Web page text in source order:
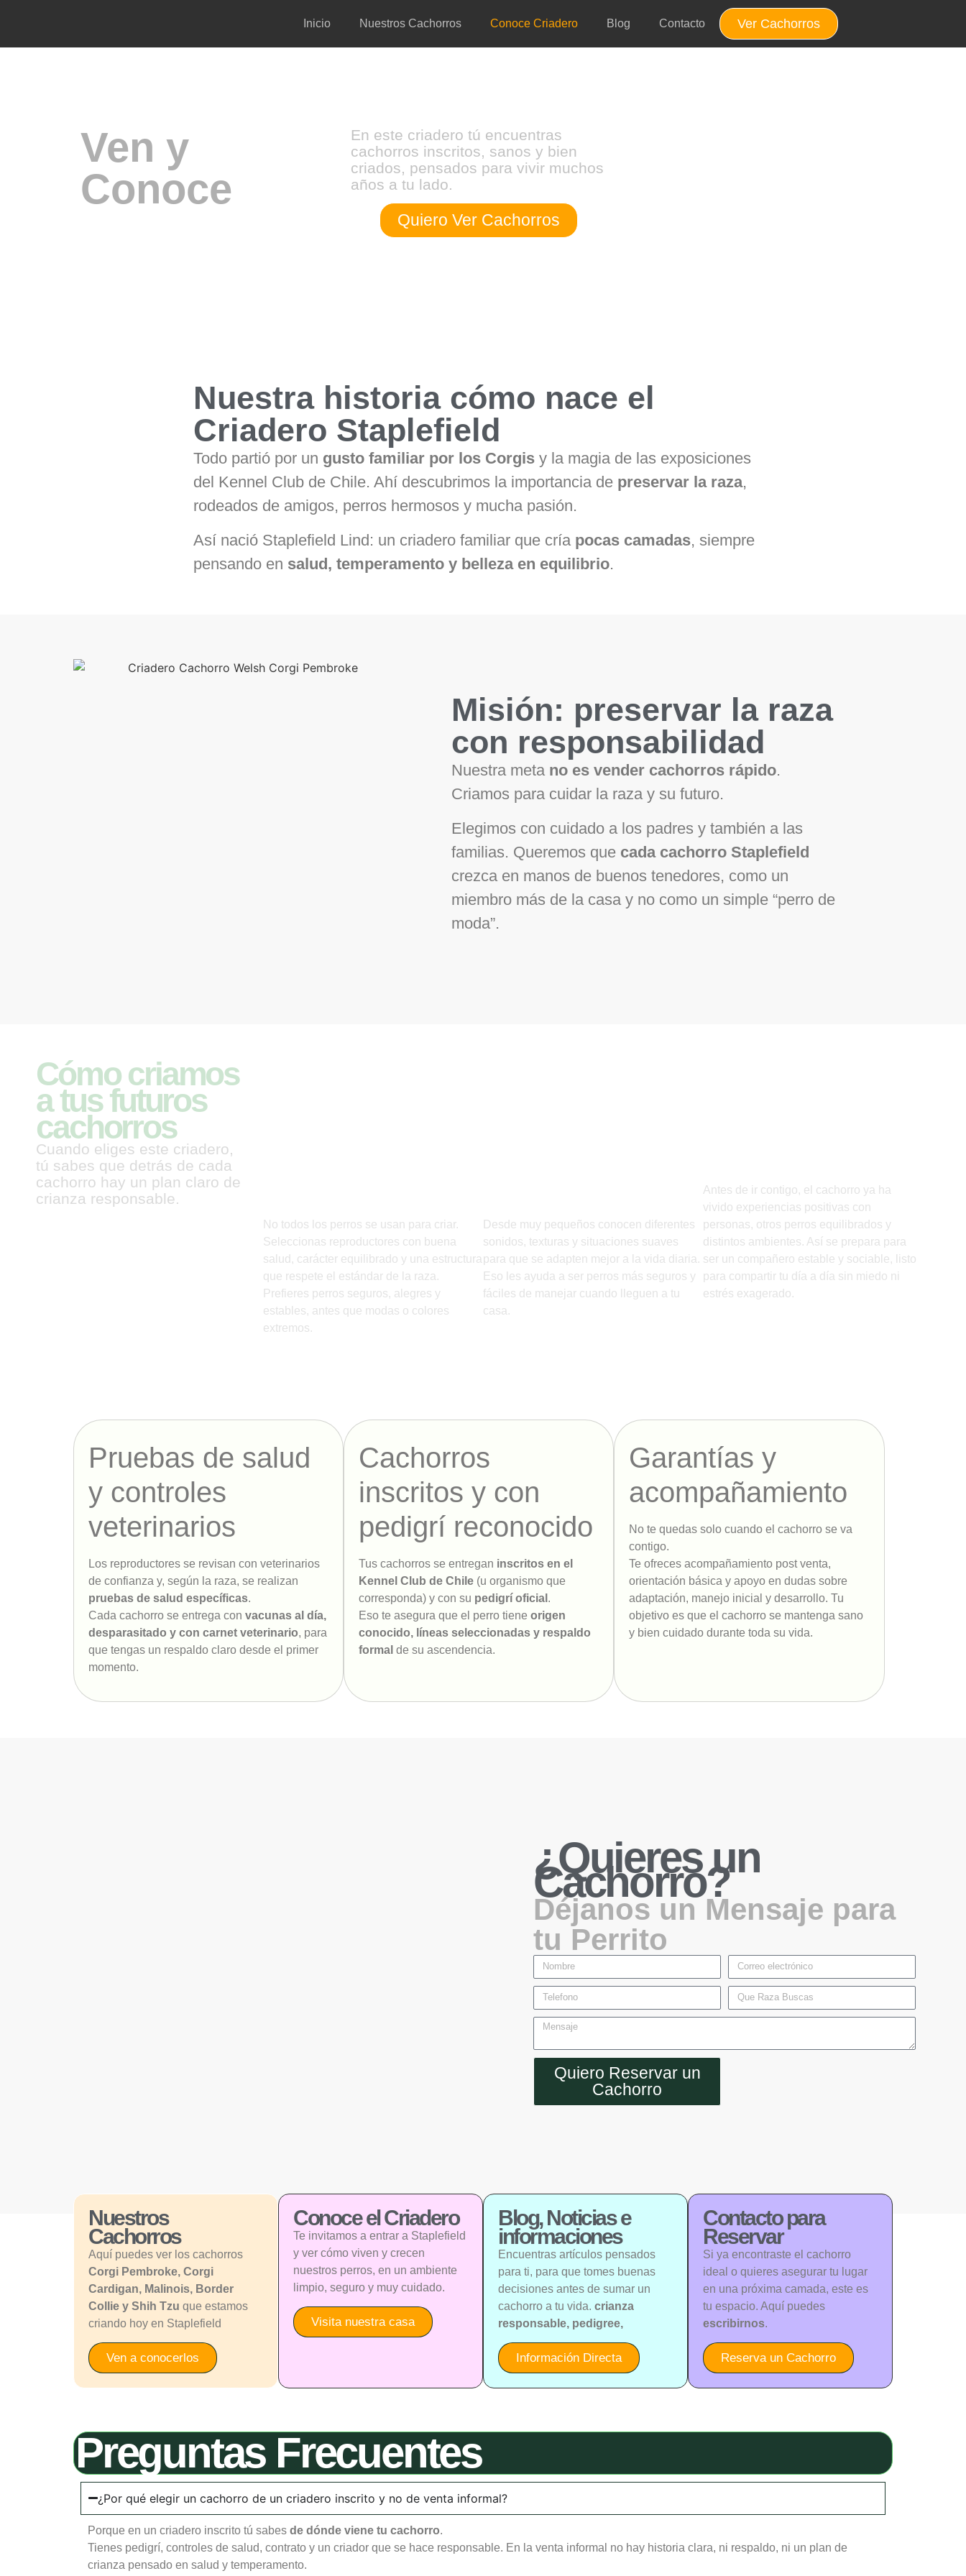
Inicio Nuestros Cachorros Conoce Criadero Blog Contacto Ver Cachorros
Ven y
Conoce
NUESTRO
En este criadero tú encuentras
cachorros inscritos, sanos y bien
criados, pensados para vivir muchos
años a tu lado.
Quiero Ver Cachorros
Nuestra historia cómo nace el
Criadero Staplefield
Todo partió por un gusto familiar por los Corgisy la magia de las exposiciones
del Kennel Club de Chile. Ahí descubrimos la importancia de preservar la raza,
rodeados de amigos, perros hermosos y mucha pasión.
Así nació Staplefield Lind: un criadero familiar que cría pocas camadas, siempre
pensando en salud, temperamento y belleza en equilibrio.
Misión: preservar la raza
con responsabilidad
Nuestra meta no es vender cachorros rápido.
Criamos para cuidar la raza y su futuro.
Elegimos con cuidado a los padres y también a las
familias. Queremos que cada cachorro Staplefield
crezca en manos de buenos tenedores, como un
miembro más de la casa y no como un simple “perro de
moda”.
Cómo criamos
a tus futuros
cachorros
Cuando eliges este criadero,
tú sabes que detrás de cada
cachorro hay un plan claro de
crianza responsable.
No todos los perros se usan para criar.
Seleccionas reproductores con buena
salud, carácter equilibrado y una estructura
que respete el estándar de la raza.
Prefieres perros seguros, alegres y
estables, antes que modas o colores
extremos.
Desde muy pequeños conocen diferentes
sonidos, texturas y situaciones suaves
para que se adapten mejor a la vida diaria.
Eso les ayuda a ser perros más seguros y
fáciles de manejar cuando lleguen a tu
casa.
Antes de ir contigo, el cachorro ya ha
vivido experiencias positivas con
personas, otros perros equilibrados y
distintos ambientes. Así se prepara para
ser un compañero estable y sociable, listo
para compartir tu día a día sin miedo ni
estrés exagerado.
Pruebas de salud
y controles
veterinarios
Los reproductores se revisan con veterinarios
de confianza y, según la raza, se realizan
pruebas de salud específicas.
Cada cachorro se entrega con vacunas al día,
desparasitado y con carnet veterinario, para
que tengas un respaldo claro desde el primer
momento.
Cachorros
inscritos y con
pedigrí reconocido
Tus cachorros se entregan inscritos en el
Kennel Club de Chile (u organismo que
corresponda) y con su pedigrí oficial .
Eso te asegura que el perro tieneorigen
conocido, líneas seleccionadas y respaldo
formal de su ascendencia.
Garantías y
acompañamiento
No te quedas solo cuando el cachorro se va
contigo.
Te ofreces acompañamiento post venta,
orientación básica y apoyo en dudas sobre
adaptación, manejo inicial y desarrollo. Tu
objetivo es que el cachorro se mantenga sano
y bien cuidado durante toda su vida.
¿Quieres un
Cachorro?
Déjanos un Mensaje para
tu Perrito
Quiero Reservar un
Cachorro
Nuestros
Cachorros
Aquí puedes ver los cachorros
Corgi Pembroke, Corgi
Cardigan, Malinois, Border
Collie y Shih Tzu que estamos
criando hoy en Staplefield
Ven a conocerlos
Conoce el Criadero
Te invitamos a entrar a Staplefield
y ver cómo viven y crecen
nuestros perros, en un ambiente
limpio, seguro y muy cuidado.
Visita nuestra casa
Blog, Noticias e
informaciones
Encuentras artículos pensados
para ti, para que tomes buenas
decisiones antes de sumar un
cachorro a tu vida. crianza
responsable, pedigree,
Información Directa
Contacto para
Reservar
Si ya encontraste el cachorro
ideal o quieres asegurar tu lugar
en una próxima camada, este es
tu espacio. Aquí puedes
escribirnos.
Reserva un Cachorro
Preguntas Frecuentes
¿Por qué elegir un cachorro de un criadero inscrito y no de venta informal?
Porque en un criadero inscrito tú sabes de dónde viene tu cachorro.
Tienes pedigrí, controles de salud, contrato y un criador que se hace responsable. En la venta informal no hay historia clara, ni respaldo, ni un plan de
crianza pensado en salud y temperamento.